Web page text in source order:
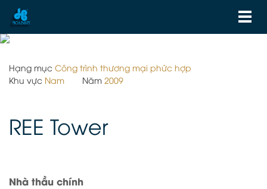
Hạng mục Công trình thương mại phức hợp
Khu vực Nam Năm 2009
REE Tower
Nhà thầu chính